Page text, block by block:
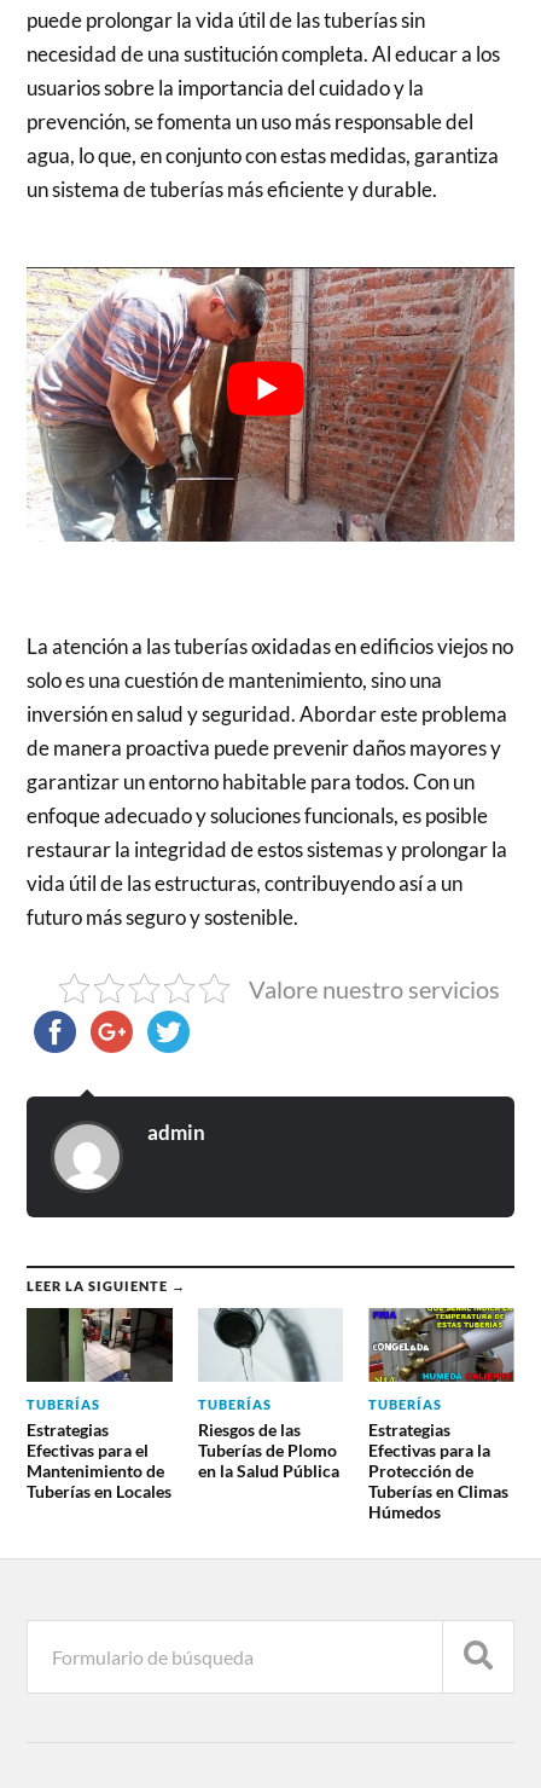
puede prolongar la vida útil de las tuberías sin
necesidad de una sustitución completa. Al educar a los
usuarios sobre la importancia del cuidado y la
prevención, se fomenta un uso más responsable del
agua, lo que, en conjunto con estas medidas, garantiza
un sistema de tuberías más eficiente y durable.
La atención a las tuberías oxidadas en edificios viejos no
solo es una cuestión de mantenimiento, sino una
inversión en salud y seguridad. Abordar este problema
de manera proactiva puede prevenir daños mayores y
garantizar un entorno habitable para todos. Con un
enfoque adecuado y soluciones funcionals, es posible
restaurar la integridad de estos sistemas y prolongar la
vida útil de las estructuras, contribuyendo así a un
futuro más seguro y sostenible.
Valore nuestro servicios
admin
LEER LA SIGUIENTE →
TUBERÍAS
Estrategias
Efectivas para el
Mantenimiento de
Tuberías en Locales
TUBERÍAS
Riesgos de las
Tuberías de Plomo
en la Salud Pública
TUBERÍAS
Estrategias
Efectivas para la
Protección de
Tuberías en Climas
Húmedos